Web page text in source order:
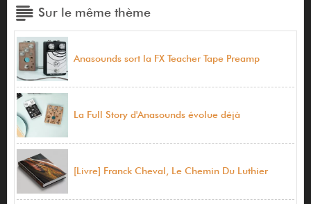
Sur le même thème
Anasounds sort la FX Teacher Tape Preamp
La Full Story d'Anasounds évolue déjà
[Livre] Franck Cheval, Le Chemin Du Luthier